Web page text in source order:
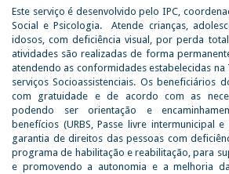
Este serviço é desenvolvido pelo IPC,
Social e Psicologia. Atende crianças,
idosos, com deficiência visual, por perda
atividades são realizadas de forma
atendendo as conformidades estabelecidas
serviços Socioassistenciais. Os beneficiários
com gratuidade e de acordo com as
podendo ser orientação e
benefícios (URBS, Passe livre intermunicipal
garantia de direitos das pessoas com
programa de habilitação e reabilitação, para
e promovendo a autonomia e a melhoria